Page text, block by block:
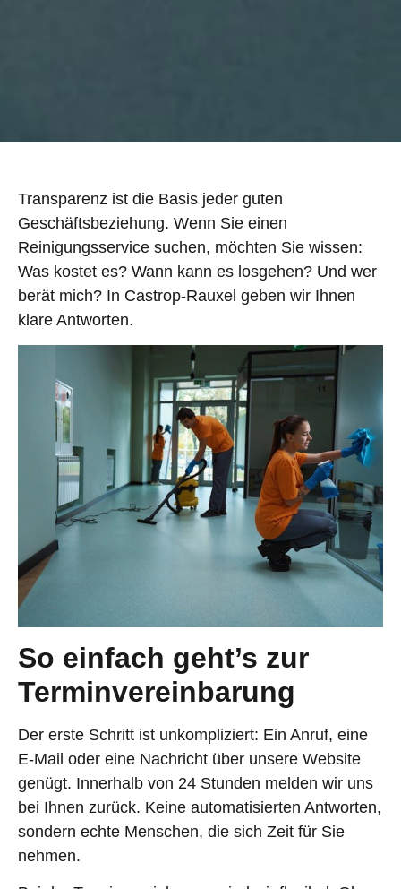
Transparenz ist die Basis jeder guten
Geschäftsbeziehung. Wenn Sie einen
Reinigungsservice suchen, möchten Sie wissen:
Was kostet es? Wann kann es losgehen? Und wer
berät mich? In Castrop-Rauxel geben wir Ihnen
klare Antworten.
So einfach geht’s zur
Terminvereinbarung
Der erste Schritt ist unkompliziert: Ein Anruf, eine
E-Mail oder eine Nachricht über unsere Website
genügt. Innerhalb von 24 Stunden melden wir uns
bei Ihnen zurück. Keine automatisierten Antworten,
sondern echte Menschen, die sich Zeit für Sie
nehmen.